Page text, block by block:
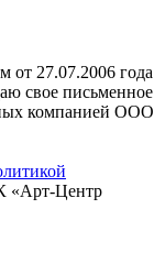
от 27.07.2006 года
свое письменное
компанией ООО
Центр